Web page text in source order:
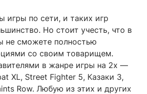
игры по сети, и таких игр
Но стоит учесть, что в
не сможете полностью
со своим товарищем.
в жанре игры на 2х —
XL, Street Fighter 5, Казаки 3,
Row. Любую из этих и других